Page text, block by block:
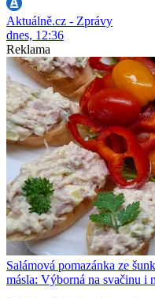
Aktuálně.cz - Zprávy
dnes, 12:36
Reklama
Salámová pomazánka ze
másla: Výborná na svačinu i